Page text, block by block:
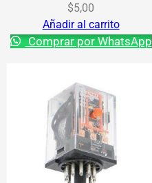
$5,00
Añadir al carrito
Comprar por WhatsApp